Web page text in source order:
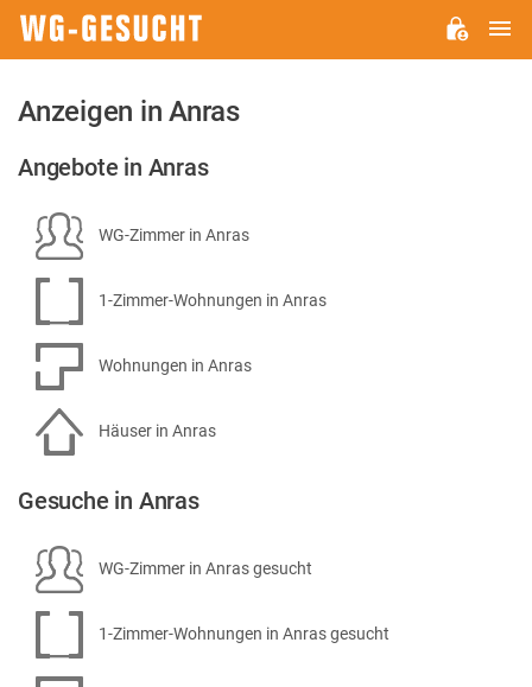
Anzeigen in Anras
Angebote in Anras
WG-Zimmer in Anras
1-Zimmer-Wohnungen in Anras
Wohnungen in Anras
Häuser in Anras
Gesuche in Anras
WG-Zimmer in Anras gesucht
1-Zimmer-Wohnungen in Anras gesucht